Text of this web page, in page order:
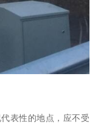
表性的地点，应不受